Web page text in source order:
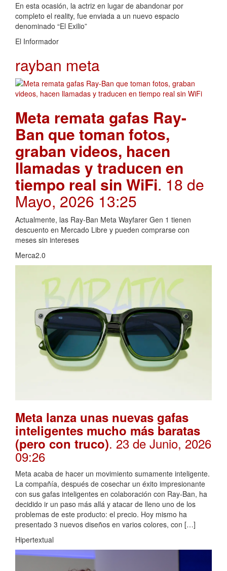
En esta ocasión, la actriz en lugar de abandonar por
completo el reality, fue enviada a un nuevo espacio
denominado “El Exilio”
El Informador
rayban meta
Meta remata gafas Ray-
Ban que toman fotos,
graban videos, hacen
llamadas y traducen en
tiempo real sin WiFi. 18 de
Mayo, 2026 13:25
Actualmente, las Ray-Ban Meta Wayfarer Gen 1 tienen
descuento en Mercado Libre y pueden comprarse con
meses sin intereses
Merca2.0
Meta lanza unas nuevas gafas
inteligentes mucho más baratas
(pero con truco). 23 de Junio, 2026
09:26
Meta acaba de hacer un movimiento sumamente inteligente.
La compañía, después de cosechar un éxito impresionante
con sus gafas inteligentes en colaboración con Ray-Ban, ha
decidido ir un paso más allá y atacar de lleno uno de los
problemas de este producto: el precio. Hoy mismo ha
presentado 3 nuevos diseños en varios colores, con […]
Hipertextual